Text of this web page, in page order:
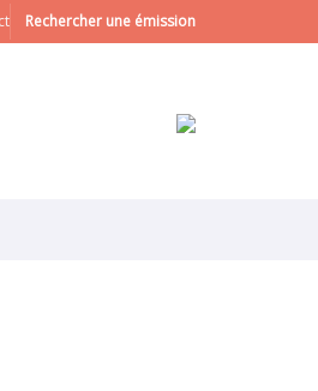
Rechercher une émission